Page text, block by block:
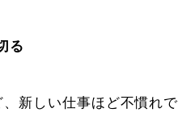
る
新しい仕事ほど不慣れで